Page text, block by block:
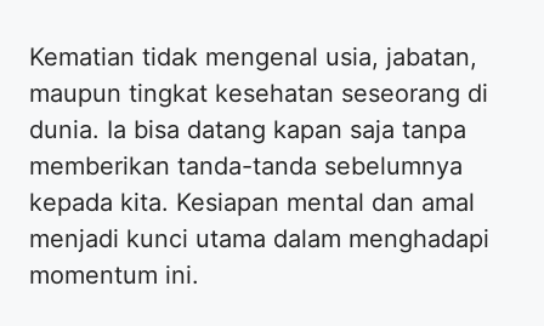
Kematian tidak mengenal usia, jabatan,
maupun tingkat kesehatan seseorang di
dunia. Ia bisa datang kapan saja tanpa
memberikan tanda-tanda sebelumnya
kepada kita. Kesiapan mental dan amal
menjadi kunci utama dalam menghadapi
momentum ini.